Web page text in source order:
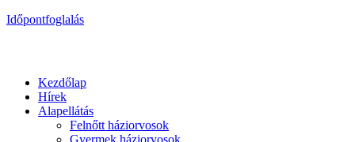
Időpontfoglalás
Kezdőlap
Hírek
Alapellátás
Felnőtt háziorvosok
Gyermek háziorvosok